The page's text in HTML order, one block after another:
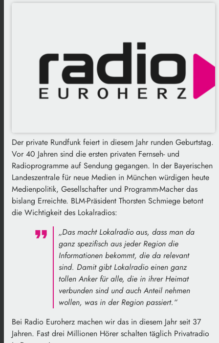
Der private Rundfunk feiert in diesem Jahr runden Geburtstag.
Vor 40 Jahren sind die ersten privaten Fernseh- und
Radioprogramme auf Sendung gegangen. In der Bayerischen
Landeszentrale für neue Medien in München würdigen heute
Medienpolitik, Gesellschafter und Programm-Macher das
bislang Erreichte. BLM-Präsident Thorsten Schmiege betont
die Wichtigkeit des Lokalradios:
„Das macht Lokalradio aus, dass man da
ganz spezifisch aus jeder Region die
Informationen bekommt, die da relevant
sind. Damit gibt Lokalradio einen ganz
tollen Anker für alle, die in ihrer Heimat
verbunden sind und auch Anteil nehmen
wollen, was in der Region passiert.“
Bei Radio Euroherz machen wir das in diesem Jahr seit 37
Jahren. Fast drei Millionen Hörer schalten täglich Privatradio